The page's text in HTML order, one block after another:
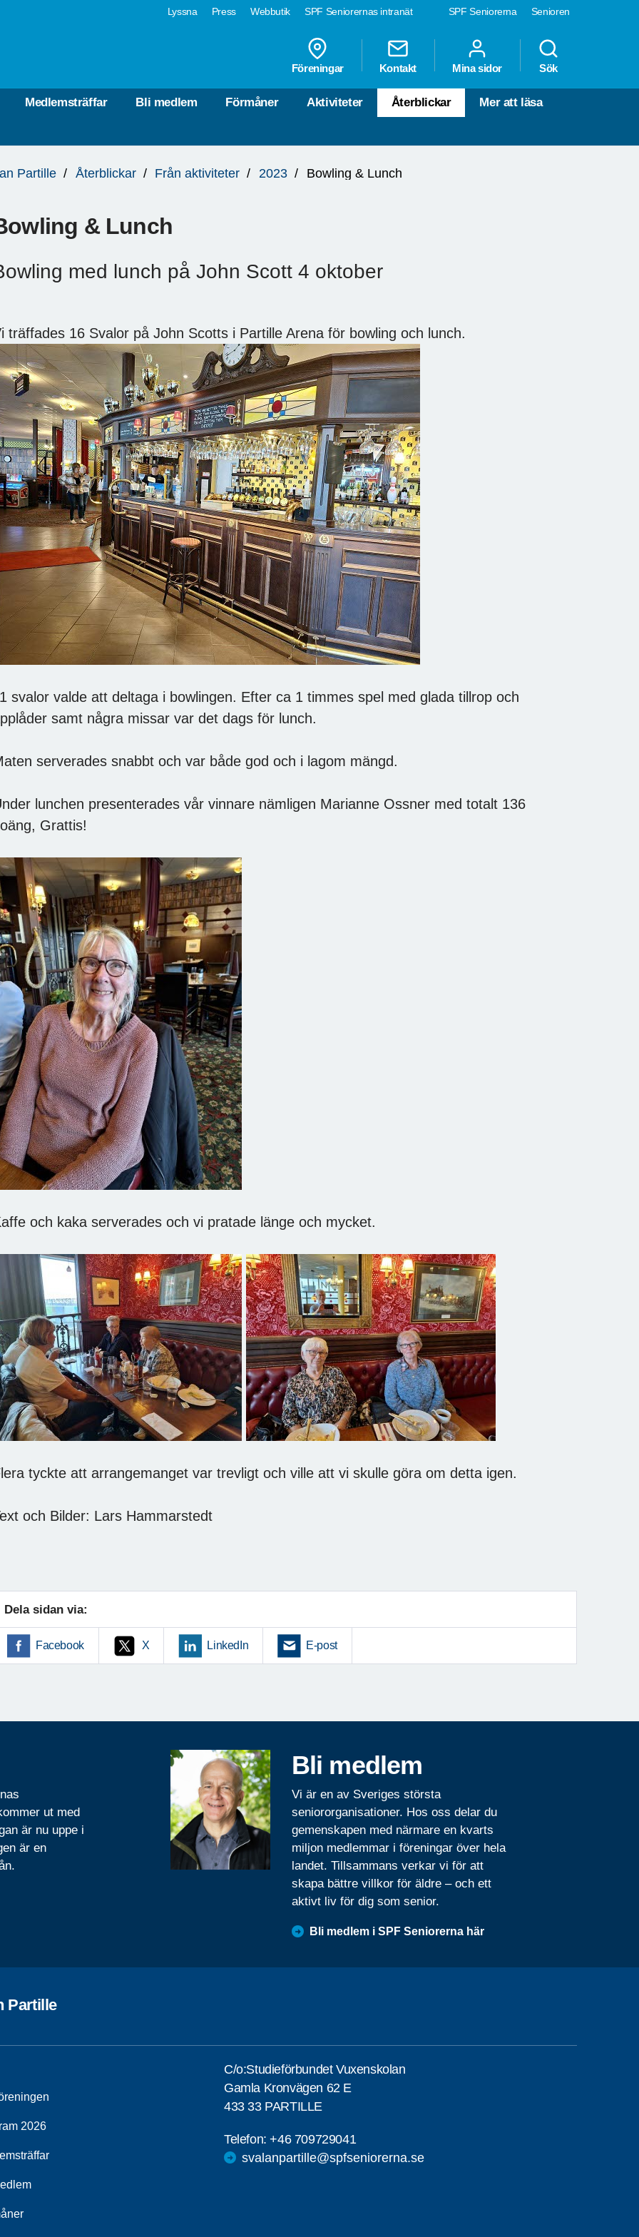
SPF Seniorerna Senioren
Lyssna Press Webbutik SPF Seniorernas intranät
Föreningar Kontakt Mina sidor Sök
Medlemsträffar Bli medlem Förmåner Aktiviteter Återblickar Mer att läsa
Partille Återblickar Från aktiviteter 2023 Bowling & Lunch
& Lunch
med lunch på John Scott 4 oktober
träffades 16 Svalor på John Scotts i Partille Arena för bowling och lunch.
svalor valde att deltaga i bowlingen. Efter ca 1 timmes spel med glada tillrop och
samt några missar var det dags för lunch.
serverades snabbt och var både god och i lagom mängd.
lunchen presenterades vår vinnare nämligen Marianne Ossner med totalt 136
Grattis!
och kaka serverades och vi pratade länge och mycket.
tyckte att arrangemanget var trevligt och ville att vi skulle göra om detta igen.
och Bilder: Lars Hammarstedt
Dela sidan via:
Facebook X LinkedIn E-post
ut med
är nu uppe i
är en
Bli medlem
Vi är en av Sveriges största
seniororganisationer. Hos oss delar du
gemenskapen med närmare en kvarts
miljon medlemmar i föreningar över hela
landet. Tillsammans verkar vi för att
skapa bättre villkor för äldre – och ett
aktivt liv för dig som senior.
Bli medlem i SPF Seniorerna här
Partille
2026
C/o:Studieförbundet Vuxenskolan
Gamla Kronvägen 62 E
433 33 PARTILLE
Telefon:+46 709729041
svalanpartille@spfseniorerna.se